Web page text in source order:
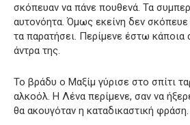
σκόπευαν να πάνε πουθενά. Τα
αυτονόητα. Όμως εκείνη δεν
τα παρατήσει. Περίμενε έστω κάποια
άντρα της.
Το βράδυ ο Μαξίμ γύρισε στο σπίτι
αλκοόλ. Η Λένα περίμενε, σαν να
θα ακουγόταν η καταδικαστική φράση.